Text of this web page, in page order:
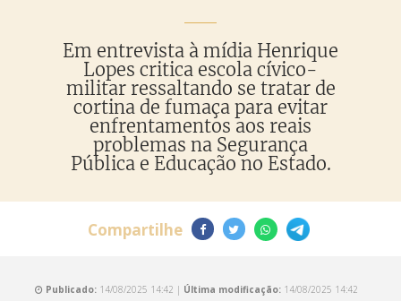
Em entrevista à mídia Henrique
Lopes critica escola cívico-
militar ressaltando se tratar de
cortina de fumaça para evitar
enfrentamentos aos reais
problemas na Segurança
Pública e Educação no Estado.
Compartilhe
Publicado: 14/08/2025 14:42 | Última modificação: 14/08/2025 14:42